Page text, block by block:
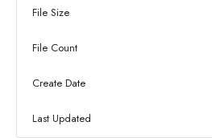
File Size
File Count
Create Date
Last Updated